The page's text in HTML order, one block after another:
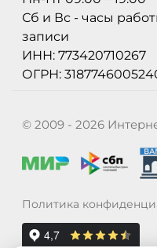
Сб и Вс - часы
записи
ИНН: 773420710267
ОГРН:
© 2009 - 2026
Политика